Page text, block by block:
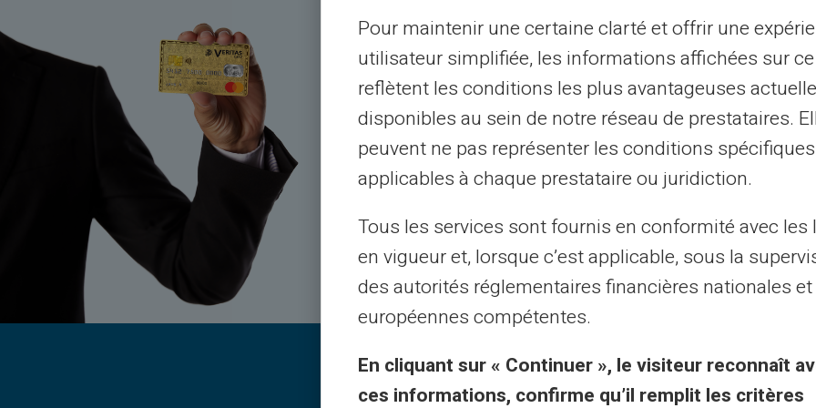
Serviço e suporte por
humanos reais, não por bots
Atendimento ao cliente em inglês ao seu serviço por
por
telefone de segunda a sábado das 9h às 18h30
Entre em contato conosco
Pour maintenir une certaine clarté et offrir une
utilisateur simplifiée, les informations affichées sur
reflètent les conditions les plus avantageuses
disponibles au sein de notre réseau de prestataires.
peuvent ne pas représenter les conditions spécifiques
applicables à chaque prestataire ou juridiction.
Tous les services sont fournis en conformité avec les
en vigueur et, lorsque c’est applicable, sous la
des autorités réglementaires financières nationales et
européennes compétentes.
En cliquant sur « Continuer », le visiteur reconnaît
ces informations, confirme qu’il remplit les critères